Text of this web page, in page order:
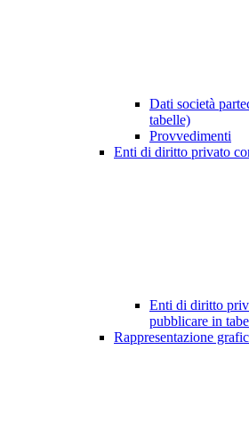
Dati società
tabelle)
Provvedimenti
Enti di diritto privato
Enti di diritto
pubblicare in
Rappresentazione